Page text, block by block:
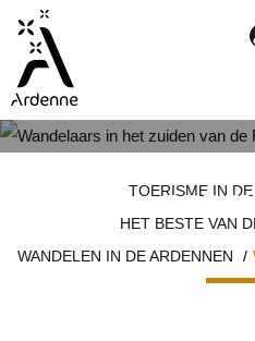
Overslaan
naar
inhoud
TOERISME IN
HET BESTE VAN
WANDELEN IN DE ARDENNEN